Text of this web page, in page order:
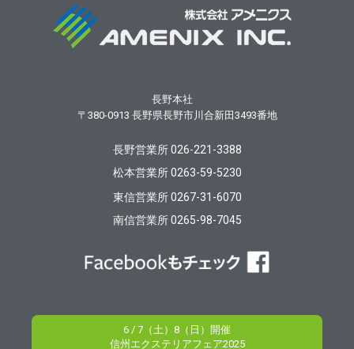
長野本社
〒380-0913 長野県長野市川合新田3493番地
長野営業所 026-221-3388
松本営業所 0263-59-5230
東信営業所 0267-31-6070
南信営業所 0265-98-7045
6 / 7（土）8（日）開催
信州エクステリアフェア2025